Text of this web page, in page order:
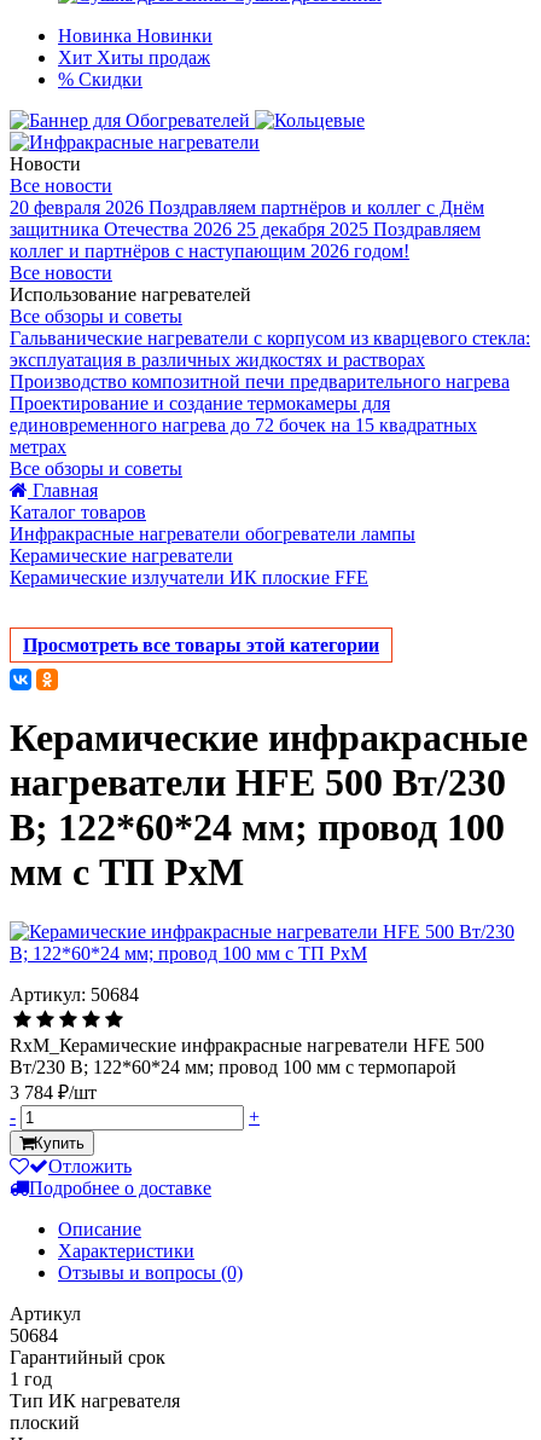
Новинка Новинки
Хит Хиты продаж
% Скидки
Новости
Все новости
20 февраля 2026 Поздравляем партнёров и коллег с Днём
защитника Отечества 2026 25 декабря 2025 Поздравляем
коллег и партнёров с наступающим 2026 годом!
Все новости
Использование нагревателей
Все обзоры и советы
Гальванические нагреватели с корпусом из кварцевого стекла:
эксплуатация в различных жидкостях и растворах
Производство композитной печи предварительного нагрева
Проектирование и создание термокамеры для
единовременного нагрева до 72 бочек на 15 квадратных
метрах
Все обзоры и советы
Главная
Каталог товаров
Инфракрасные нагреватели обогреватели лампы
Керамические нагреватели
Керамические излучатели ИК плоские FFE
Просмотреть все товары этой категории
Керамические инфракрасные
нагреватели HFE 500 Вт/230
В; 122*60*24 мм; провод 100
мм с ТП РхМ
Артикул: 50684
RxM_Керамические инфракрасные нагреватели HFE 500
Вт/230 В; 122*60*24 мм; провод 100 мм с термопарой
3 784 ₽/шт
-
+
Купить
Отложить
Подробнее о доставке
Описание
Характеристики
Отзывы и вопросы (0)
Артикул
50684
Гарантийный срок
1 год
Тип ИК нагревателя
плоский